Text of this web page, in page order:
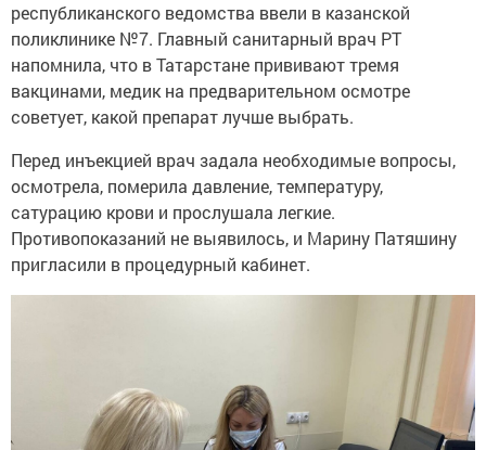
республиканского ведомства ввели в казанской
поликлинике №7. Главный санитарный врач РТ
напомнила, что в Татарстане прививают тремя
вакцинами, медик на предварительном осмотре
советует, какой препарат лучше выбрать.
Перед инъекцией врач задала необходимые вопросы,
осмотрела, померила давление, температуру,
сатурацию крови и прослушала легкие.
Противопоказаний не выявилось, и Марину Патяшину
пригласили в процедурный кабинет.